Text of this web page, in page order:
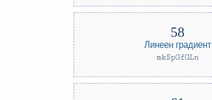
Линеен градиент
mkSpGfGLn